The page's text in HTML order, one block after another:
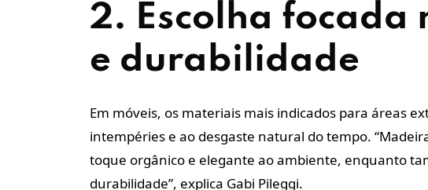
2. Escolha focada
e durabilidade
Em móveis, os materiais mais indicados para áreas
intempéries e ao desgaste natural do tempo.
toque orgânico e elegante ao ambiente, enquanto
durabilidade”, explica Gabi Pileggi.